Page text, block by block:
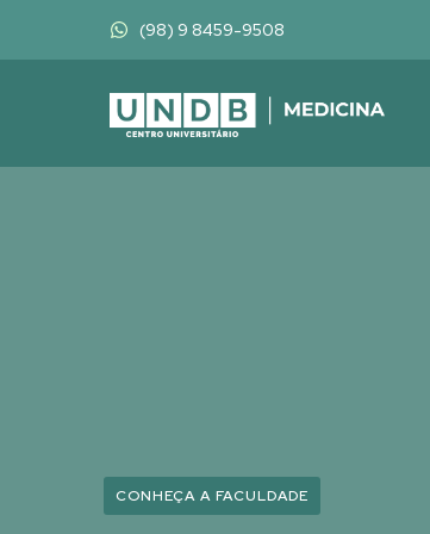
(98) 9 8459-9508
CONHEÇA A FACULDADE